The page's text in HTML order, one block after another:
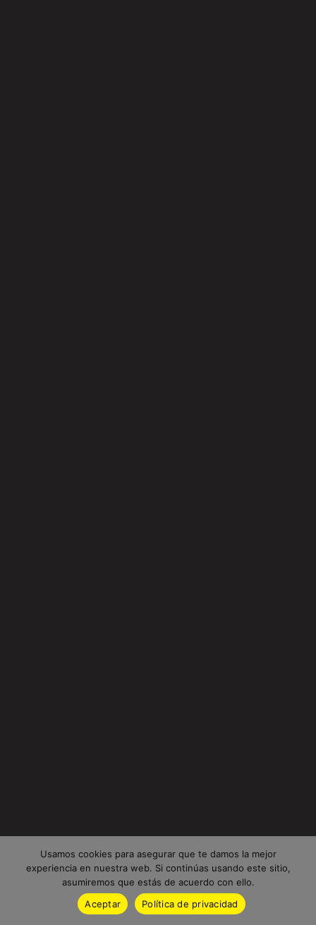
Usamos cookies para asegurar que te damos la mejor
experiencia en nuestra web. Si continúas usando este sitio,
asumiremos que estás de acuerdo con ello.
Aceptar
Política de privacidad